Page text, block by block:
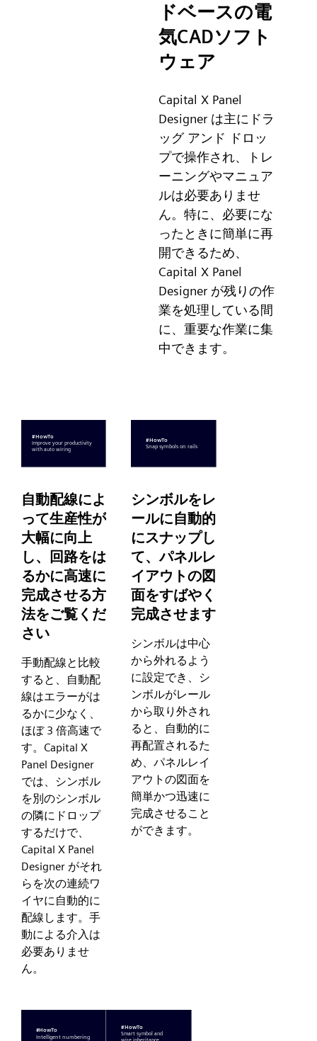
ドベースの電
気CADソフト
ウェア
Capital X Panel
Designer は主にドラ
ッグ アンド ドロッ
プで操作され、トレ
ーニングやマニュア
ルは必要ありませ
ん。特に、必要にな
ったときに簡単に再
開できるため、
Capital X Panel
Designer が残りの作
業を処理している間
に、重要な作業に集
中できます。
自動配線によ
って生産性が
大幅に向上
し、回路をは
るかに高速に
完成させる方
法をご覧くだ
さい
手動配線と比較
すると、自動配
線はエラーがは
るかに少なく、
ほぼ 3 倍高速で
す。Capital X
Panel Designer
では、シンボル
を別のシンボル
の隣にドロップ
するだけで、
Capital X Panel
Designer がそれ
らを次の連続ワ
イヤに自動的に
配線します。手
動による介入は
必要ありませ
ん。
シンボルをレ
ールに自動的
にスナップし
て、パネルレ
イアウトの図
面をすばやく
完成させます
シンボルは中心
から外れるよう
に設定でき、シ
ンボルがレール
から取り外され
ると、自動的に
再配置されるた
め、パネルレイ
アウトの図面を
簡単かつ迅速に
完成させること
ができます。